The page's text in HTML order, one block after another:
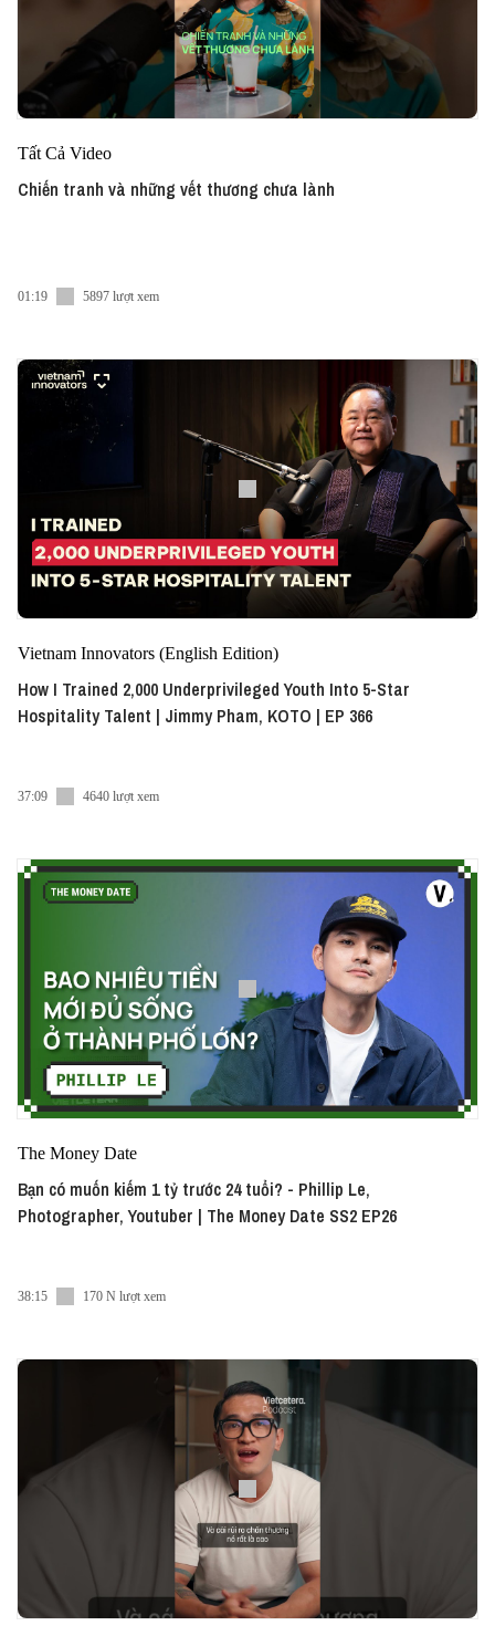
Tất Cả Video
Chiến tranh và những vết thương chưa lành
01:19 5897 lượt xem
Vietnam Innovators (English Edition)
How I Trained 2,000 Underprivileged Youth Into 5-Star
Hospitality Talent | Jimmy Pham, KOTO | EP 366
37:09 4640 lượt xem
The Money Date
Bạn có muốn kiếm 1 tỷ trước 24 tuổi? - Phillip Le,
Photographer, Youtuber | The Money Date SS2 EP26
38:15 170 N lượt xem